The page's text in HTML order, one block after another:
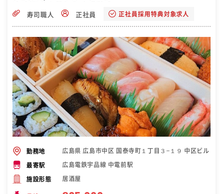
寿司職人 正社員 正社員採用特典対象求人
勤務地 広島県 広島市中区 国泰寺町１丁目３−１９ 中区ビル
最寄駅 広島電鉄宇品線 中電前駅
施設形態 居酒屋